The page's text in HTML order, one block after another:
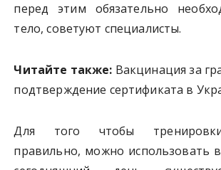
перед этим обязательно
тело, советуют специалисты.
Читайте также: Вакцинация за
подтверждение сертификата в
Для того чтобы
правильно, можно использовать